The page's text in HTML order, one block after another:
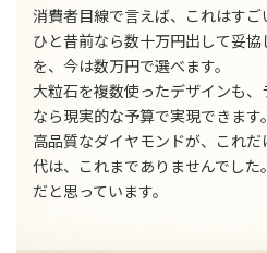
消費者目線で言えば、これはすご
ひと昔前なら数十万円出して妥
を、今は数万円で選べます。
大粒石を複数使ったデザインも
なら現実的な予算で実現できます。
高品質なダイヤモンドが、これ
代は、これまでありませんでした
だと思っています。